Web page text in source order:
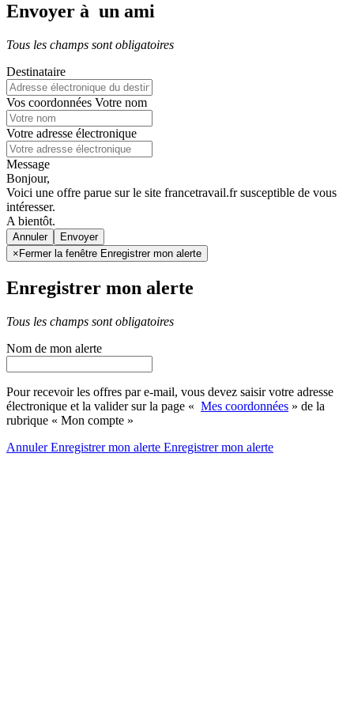
Envoyer à un ami
Tous les champs sont obligatoires
Destinataire
Vos coordonnées Votre nom
Votre adresse électronique
Message
Bonjour,
Voici une offre parue sur le site francetravail.fr susceptible de vous
intéresser.
A bientôt.
Annuler
× Fermer la fenêtre Enregistrer mon alerte
Enregistrer mon alerte
Tous les champs sont obligatoires
Nom de mon alerte
Pour recevoir les offres par e-mail, vous devez saisir votre adresse
électronique et la valider sur la page « Mes coordonnées » de la
rubrique « Mon compte »
AnnulerEnregistrer mon alerte Enregistrermon alerte